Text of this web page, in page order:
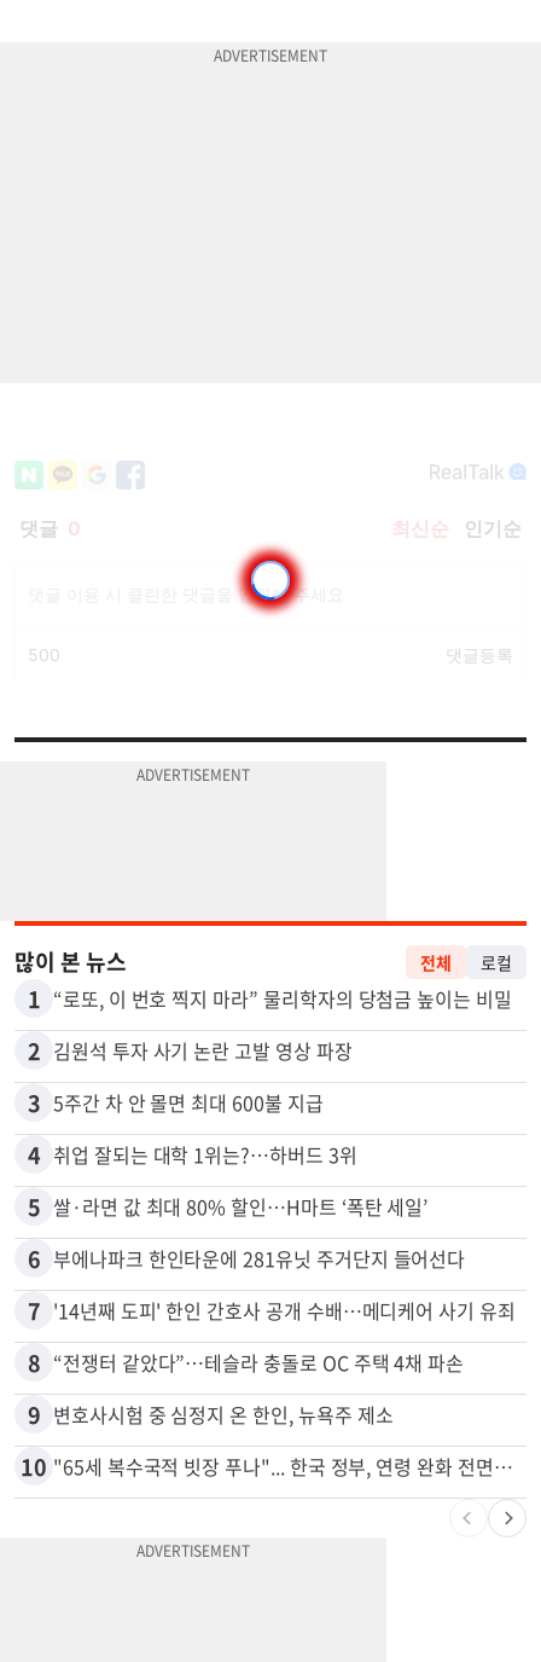
많이 본 뉴스
1 “로또, 이 번호 찍지 마라” 물리학자의 당첨금 높이는 비밀
2 김원석 투자 사기 논란 고발 영상 파장
3 5주간 차 안 몰면 최대 600불 지급
4 취업 잘되는 대학 1위는?…하버드 3위
5 쌀·라면 값 최대 80% 할인…H마트 ‘폭탄 세일’
6 부에나파크 한인타운에 281유닛 주거단지 들어선다
7 '14년째 도피' 한인 간호사 공개 수배…메디케어 사기 유죄
8 “전쟁터 같았다”…테슬라 충돌로 OC 주택 4채 파손
9 변호사시험 중 심정지 온 한인, 뉴욕주 제소
"65세 복수국적 빗장 푸나"... 한국 정부, 연령 완화 전면 추진